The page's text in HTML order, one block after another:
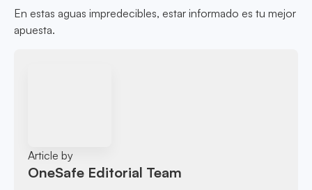
En estas aguas impredecibles, estar informado es tu mejor
apuesta.
Article by
OneSafe Editorial Team